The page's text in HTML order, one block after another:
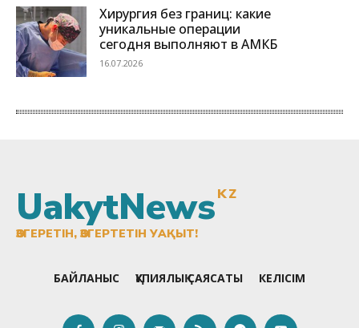
UakytNewsKZ
ӨЗГЕРЕТІН, ӨЗГЕРТЕТІН УАҚЫТ!
БАЙЛАНЫС ҚҰПИЯЛЫҚ САЯСАТЫ КЕЛІСІМ